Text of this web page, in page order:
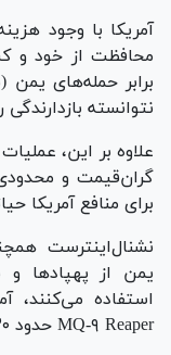
محافظت از خود و
برابر حمله‌های یمن
نتوانسته بازدارندگی
علاوه بر این،
گران‌قیمت و
برای منافع آمریکا
نشنال‌اینترست
یمن از پهپاد‌ها
استفاده می‌کنند،
MQ-۹ Reaper حدود ۳۰ میلیون دلاری است.